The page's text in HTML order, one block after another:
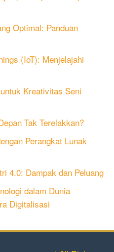
Optimal: Panduan
(IoT): Menjelajahi
Kreativitas Seni
Tak Terelakkan?
Perangkat Lunak
4.0: Dampak dan Peluang
dalam Dunia
Digitalisasi